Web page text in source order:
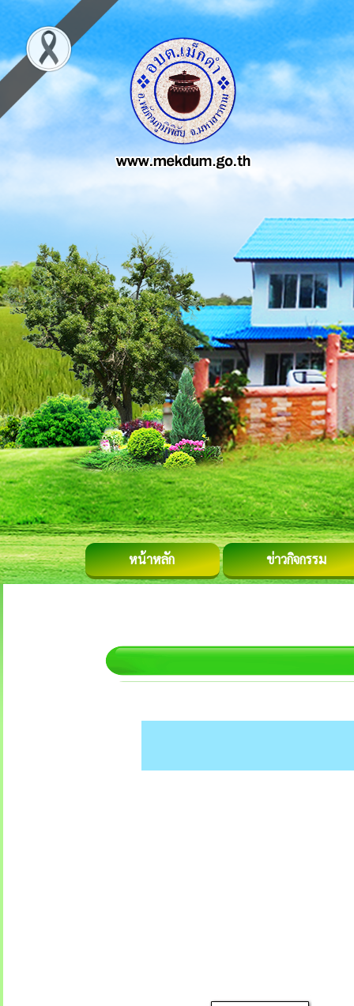
หน้าหลัก ข่าวกิจกรรม